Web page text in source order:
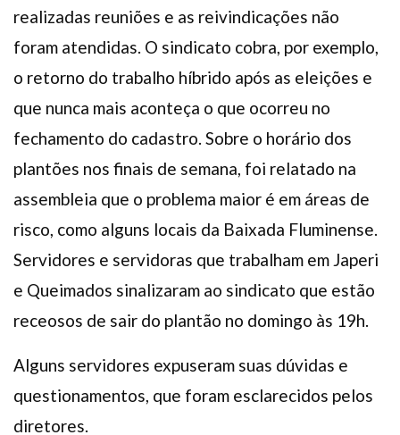
realizadas reuniões e as reivindicações não
foram atendidas. O sindicato cobra, por exemplo,
o retorno do trabalho híbrido após as eleições e
que nunca mais aconteça o que ocorreu no
fechamento do cadastro. Sobre o horário dos
plantões nos finais de semana, foi relatado na
assembleia que o problema maior é em áreas de
risco, como alguns locais da Baixada Fluminense.
Servidores e servidoras que trabalham em Japeri
e Queimados sinalizaram ao sindicato que estão
receosos de sair do plantão no domingo às 19h.
Alguns servidores expuseram suas dúvidas e
questionamentos, que foram esclarecidos pelos
diretores.